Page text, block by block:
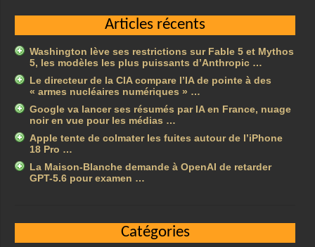
Articles récents
Washington lève ses restrictions sur Fable 5 et Mythos
5, les modèles les plus puissants d’Anthropic …
Le directeur de la CIA compare l’IA de pointe à des
« armes nucléaires numériques » …
Google va lancer ses résumés par IA en France, nuage
noir en vue pour les médias …
Apple tente de colmater les fuites autour de l’iPhone
18 Pro …
La Maison-Blanche demande à OpenAI de retarder
GPT-5.6 pour examen …
Catégories